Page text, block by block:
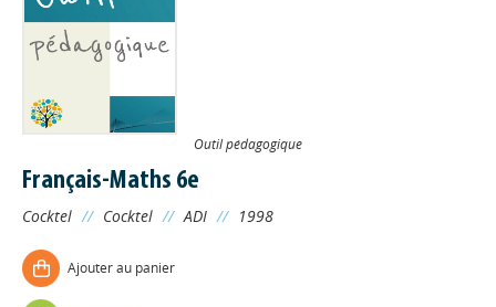
Outil pédagogique
Français-Maths 6e
Cocktel // Cocktel // ADI // 1998
Ajouter au panier